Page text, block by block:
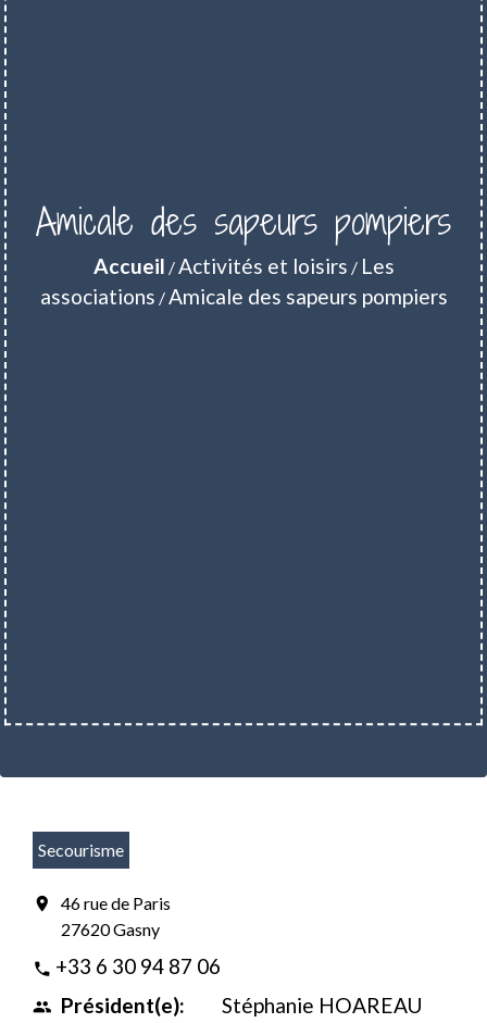
Amicale des sapeurs pompiers
Accueil /Activités et loisirs / Les
associations /Amicale des sapeurs pompiers
Secourisme
location_on
46 rue de Paris
27620 Gasny
phone +33 6 30 94 87 06
people Président(e):
Stéphanie HOAREAU